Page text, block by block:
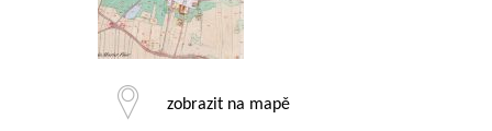
zobrazit na mapě